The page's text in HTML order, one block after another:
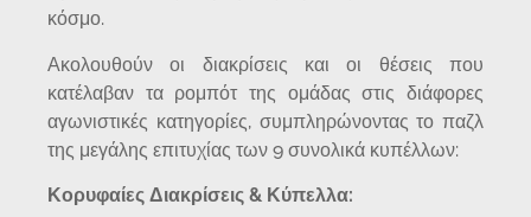
κόσμο.
Ακολουθούν οι διακρίσεις και οι θέσεις που
κατέλαβαν τα ρομπότ της ομάδας στις διάφορες
αγωνιστικές κατηγορίες, συμπληρώνοντας το παζλ
της μεγάλης επιτυχίας των 9 συνολικά κυπέλλων:
Κορυφαίες Διακρίσεις & Κύπελλα: